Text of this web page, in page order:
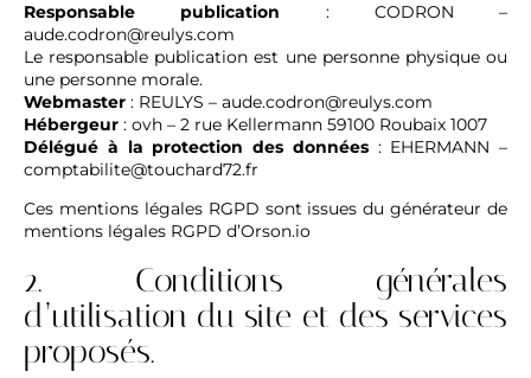
Responsable publication : CODRON –
aude.codron@reulys.com
Le responsable publication est une personne physique ou
une personne morale.
Webmaster : REULYS – aude.codron@reulys.com
Hébergeur : ovh – 2 rue Kellermann 59100 Roubaix 1007
Délégué à la protection des données: EHERMANN –
comptabilite@touchard72.fr
Ces mentions légales RGPD sont issues dugénérateur de
mentions légales RGPD d’Orson.io
2. Conditions générales
d’utilisation du site et des services
proposés.